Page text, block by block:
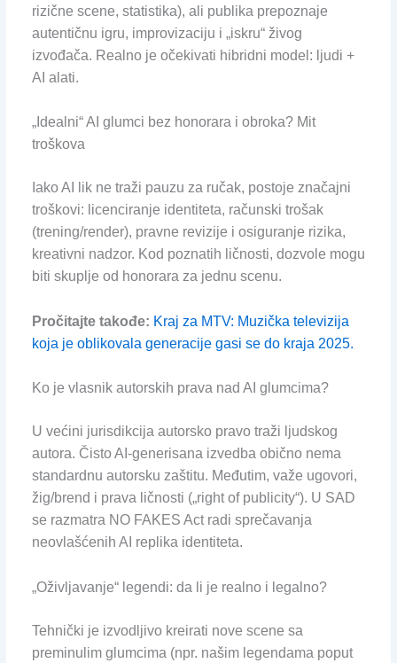
rizične scene, statistika), ali publika prepoznaje
autentičnu igru, improvizaciju i „iskru“ živog
izvođača. Realno je očekivati hibridni model: ljudi +
AI alati.
„Idealni“ AI glumci bez honorara i obroka? Mit
troškova
Iako AI lik ne traži pauzu za ručak, postoje značajni
troškovi: licenciranje identiteta, računski trošak
(trening/render), pravne revizije i osiguranje rizika,
kreativni nadzor. Kod poznatih ličnosti, dozvole mogu
biti skuplje od honorara za jednu scenu.
Pročitajte takođe: Kraj za MTV: Muzička televizija
koja je oblikovala generacije gasi se do kraja 2025.
Ko je vlasnik autorskih prava nad AI glumcima?
U većini jurisdikcija autorsko pravo traži ljudskog
autora. Čisto AI-generisana izvedba obično nema
standardnu autorsku zaštitu. Međutim, važe ugovori,
žig/brend i prava ličnosti („right of publicity“). U SAD
se razmatra NO FAKES Act radi sprečavanja
neovlašćenih AI replika identiteta.
„Oživljavanje“ legendi: da li je realno i legalno?
Tehnički je izvodljivo kreirati nove scene sa
preminulim glumcima (npr. našim legendama poput